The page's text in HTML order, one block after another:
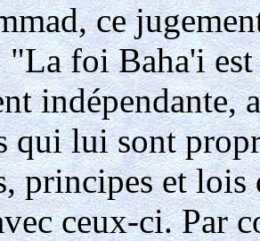
ce
"La foi Baha'i
indépendante,
qui lui sont
principes et lois
ceux-ci. Par